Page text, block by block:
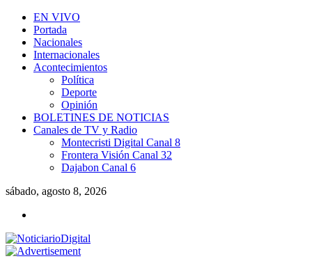
EN VIVO
Portada
Nacionales
Internacionales
Acontecimientos
Política
Deporte
Opinión
BOLETINES DE NOTICIAS
Canales de TV y Radio
Montecristi Digital Canal 8
Frontera Visión Canal 32
Dajabon Canal 6
sábado, agosto 8, 2026